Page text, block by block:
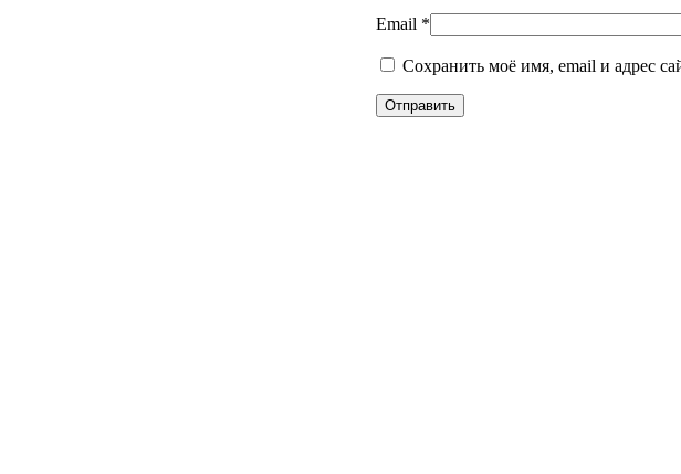
Email *
Сохранить моё имя, email и адрес